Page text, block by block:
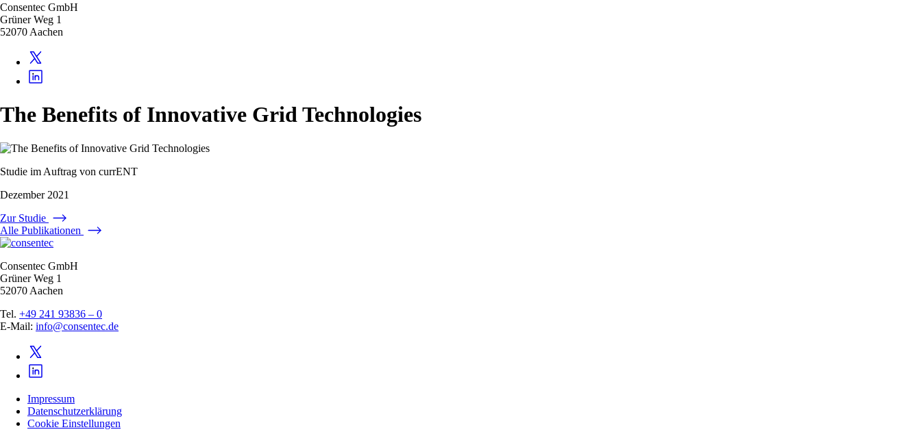
Consentec GmbH
Grüner Weg 1
52070 Aachen
The Benefits of Innovative Grid Technologies
Studie im Auftrag von currENT
Dezember 2021
Zur Studie
Alle Publikationen
Consentec GmbH
Grüner Weg 1
52070 Aachen
Tel. +49 241 93836 – 0
E-Mail: info@consentec.de
Impressum
Datenschutzerklärung
Cookie Einstellungen